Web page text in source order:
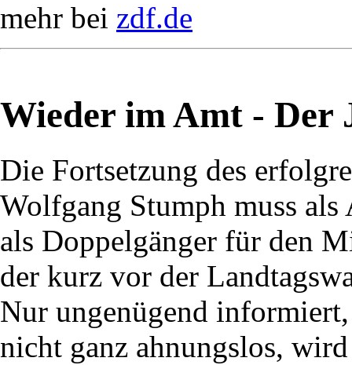
mehr bei zdf.de
Wieder im Amt - Der
Die Fortsetzung des
Wolfgang Stumph muss
als Doppelgänger für den
der kurz vor der
Nur ungenügend
nicht ganz ahnungslos,